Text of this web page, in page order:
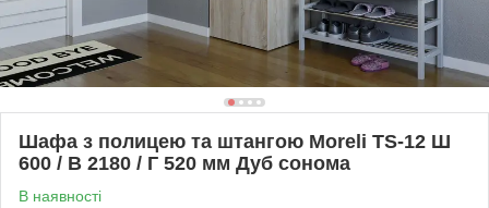
Шафа з полицею та штангою Moreli TS-12 Ш
600 / В 2180 / Г 520 мм Дуб сонома
В наявності